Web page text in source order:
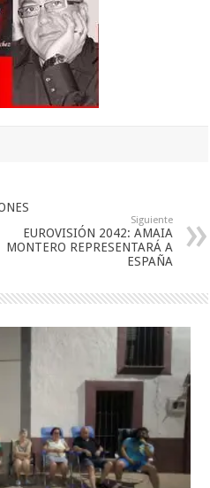
Siguiente
EUROVISIÓN 2042: AMAIA
MONTERO REPRESENTARÁ A
ESPAÑA